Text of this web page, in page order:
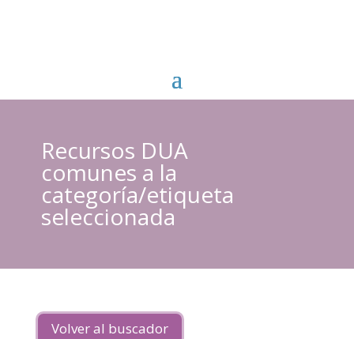
Recursos DUA
comunes a la
categoría/etiqueta
seleccionada
Volver al buscador